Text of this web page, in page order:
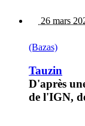
26 mars
(Bazas)
Tauzin
D'après
de l'IGN,